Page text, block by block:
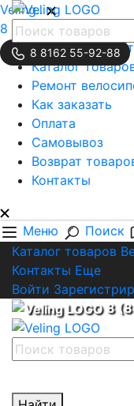
Veling..
8 (8162) 55-92-88
Личный кабинет
Каталог
Ремонт
Как заказать
Оплата
Самовывоз
Возврат
Контакты
Меню Поиск
8 8162 55-92-88
Каталог товаров
Контакты Еще
Войти
8